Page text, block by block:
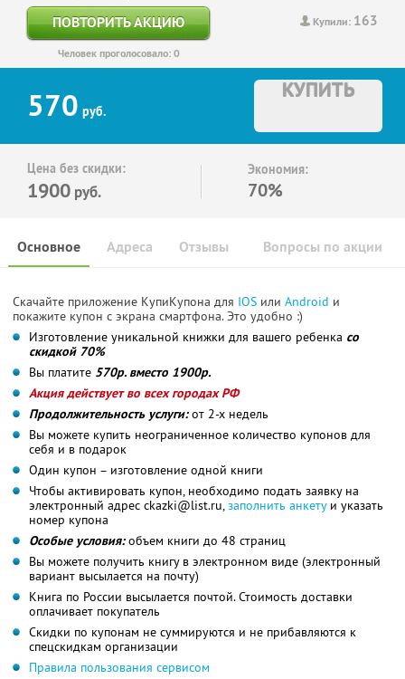
Купили: 163
ПОВТОРИТЬ АКЦИЮ
Человек проголосовало: 0
570 руб.
КУПИТЬ
Цена без скидки:
1900 руб.
Экономия:
70%
Основное Отзывы Вопросы по акции
Адреса
Скачайте приложение КупиКупона для IOS или Android и
покажите купон с экрана смартфона. Это удобно :)
Изготовление уникальной книжки для вашего ребенка со
скидкой 70%
Вы платите 570р. вместо 1900р.
Акция действует во всех городах РФ
Продолжительность услуги:от 2-х недель
Вы можете купить неограниченное количество купонов для
себя и в подарок
Один купон – изготовление одной книги
Чтобы активировать купон, необходимо подать заявку на
электронный адрес ckazki@list.ru,заполнить анкетуи указать
номер купона
Особые условия:объем книги до 48 страниц
Вы можете получить книгу в электронном виде (электронный
вариант высылается на почту)
Книга по России высылается почтой. Стоимость доставки
оплачивает покупатель
Скидки по купонам не суммируются и не прибавляются к
спецскидкам организации
Правила пользования сервисом